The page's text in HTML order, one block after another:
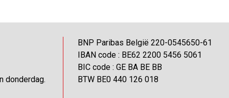
donderdag.
BNP Paribas België 220-0545650-61
IBAN code : BE62 2200 5456 5061
BIC code : GE BA BE BB
BTW BE0 440 126 018